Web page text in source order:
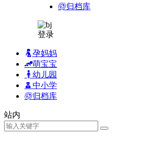
归档库
登录
孕妈妈
萌宝宝
幼儿园
中小学
归档库
站内